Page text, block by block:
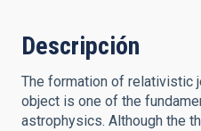
Descripción
The formation of relativistic
object is one of the
astrophysics. Although the